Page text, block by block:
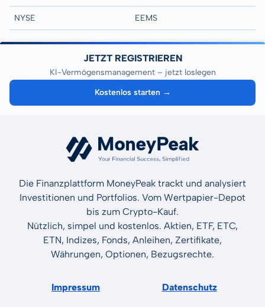
NYSE EEMS
JETZT REGISTRIEREN
KI-Vermögensmanagement – jetzt loslegen
Kostenlos starten →
Die Finanzplattform MoneyPeak trackt und analysiert
Investitionen und Portfolios. Vom Wertpapier-Depot
bis zum Crypto-Kauf.
Nützlich, simpel und kostenlos. Aktien, ETF, ETC,
ETN, Indizes, Fonds, Anleihen, Zertifikate,
Währungen, Optionen, Bezugsrechte.
Impressum Datenschutz